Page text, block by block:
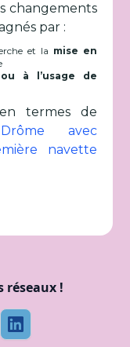
changements
par :
et la mise en
à l’usage de
termes de
Drôme avec
navette
réseaux !